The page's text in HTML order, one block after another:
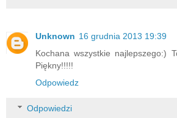
Unknown 16 grudnia 2013 19:39
Kochana wszystkie najlepszego:)
Piękny!!!!!
Odpowiedz
Odpowiedzi